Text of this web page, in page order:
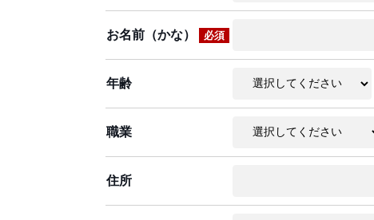
お名前（かな） 必須
年齢
職業
住所